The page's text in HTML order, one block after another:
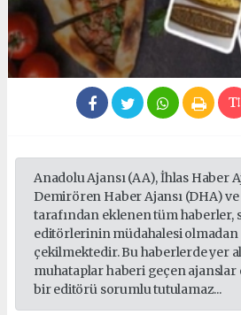
Anadolu Ajansı (AA), İhlas Haber
Demirören Haber Ajansı (DHA)
tarafından eklenen tüm haberler,
editörlerinin müdahalesi olmadan
çekilmektedir. Bu haberlerde yer
muhataplar haberi geçen ajanslar
bir editörü sorumlu tutulamaz...